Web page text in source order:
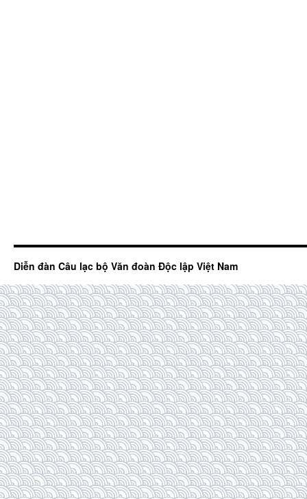
Diễn đàn Câu lạc bộ Văn đoàn Độc lập Việt Nam